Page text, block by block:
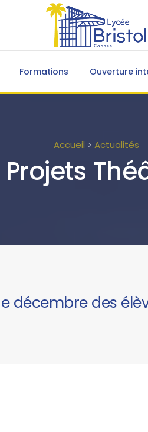
Formations Ouverture
Accueil > Actualités
Projets
décembre des